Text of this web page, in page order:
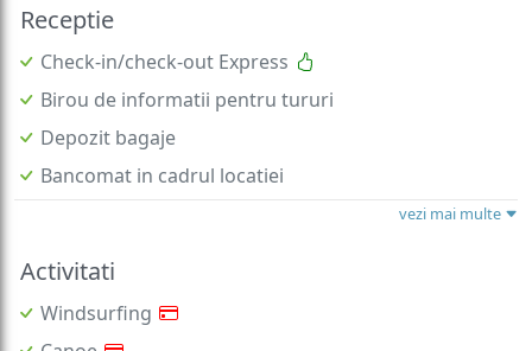
Receptie
Check-in/check-out Express
Birou de informatii pentru tururi
Depozit bagaje
Bancomat in cadrul locatiei
vezi mai multe
Activitati
Windsurfing